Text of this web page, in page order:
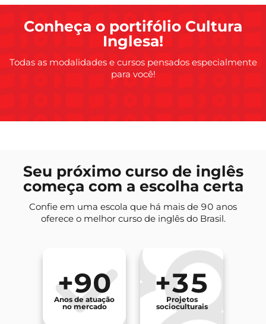
Conheça o portifólio Cultura
Inglesa!
Todas as modalidades e cursos pensados especialmente
para você!
Seu próximo curso de inglês
começa com a escolha certa
Confie em uma escola que há mais de 90 anos
oferece o melhor curso de inglês do Brasil.
+90
Anos de atuação
no mercado
+35
Projetos
socioculturais